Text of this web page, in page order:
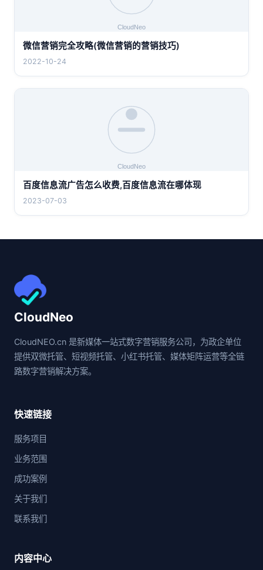
微信营销完全攻略(微信营销的营销技巧)
2022-10-24
百度信息流广告怎么收费,百度信息流在哪体现
2023-07-03
CloudNeo
CloudNEO.cn 是新媒体一站式数字营销服务公司，为政企单位
提供双微托管、短视频托管、小红书托管、媒体矩阵运营等全链
路数字营销解决方案。
快速链接
服务项目
业务范围
成功案例
关于我们
联系我们
内容中心